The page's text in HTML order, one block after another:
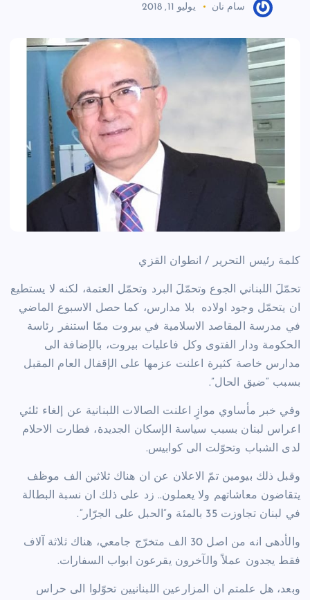
سام نان يوليو 11, 2018
كلمة رئيس التحرير / انطوان القزي
تحمّلَ اللبناني الجوع وتحمّلَ البرد وتحمّل العتمة، لكنه لا يستطيع
ان يتحمّل وجود اولاده
بلا مدارس، كما حصل الاسبوع الماضي
في مدرسة المقاصد الاسلامية في بيروت ممّا استنفر رئاسة
الحكومة ودار الفتوى وكل فاعليات بيروت، بالإضافة الى
مدارس خاصة كثيرة اعلنت عزمها على الإقفال العام المقبل
بسبب “ضيق الحال”.
وفي خبر مأساوي موازٍ اعلنت الصالات اللبنانية عن إلغاء ثلثي
اعراس لبنان بسبب سياسة الإسكان الجديدة، فطارت الاحلام
لدى الشباب وتحوّلت الى كوابيس.
وقبل ذلك بيومين تمّ الاعلان عن ان هناك ثلاثين الف موظف
يتقاضون معاشاتهم ولا يعملون.. زد على ذلك ان نسبة البطالة
في لبنان تجاوزت 35 بالمئة و”الحبل على الجرّار”.
والأدهى انه من اصل 30 الف متخرّج جامعي، هناك ثلاثة آلاف
فقط يجدون عملاً والآخرون يقرعون ابواب السفارات.
وبعد، هل علمتم ان المزارعين اللبنانيين تحوّلوا الى حراس